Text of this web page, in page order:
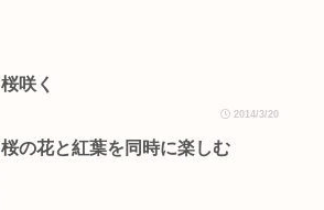
桜咲く
2014/3/20
桜の花と紅葉を同時に楽しむ